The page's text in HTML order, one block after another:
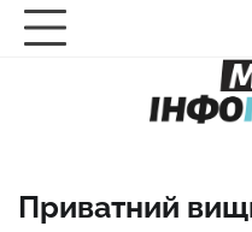
Перейти
Приватний